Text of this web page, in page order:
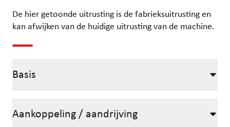
De hier getoonde uitrusting is de fabrieksuitrusting en
kan afwijken van de huidige uitrusting van de machine.
Basis
Aankoppeling / aandrijving